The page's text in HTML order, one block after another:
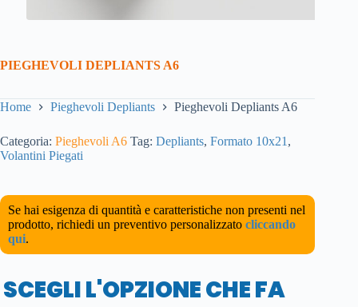
PIEGHEVOLI DEPLIANTS A6
Home Pieghevoli Depliants Pieghevoli Depliants A6
Categoria: Pieghevoli A6 Tag: Depliants, Formato 10x21 ,
Volantini Piegati
Se hai esigenza di quantità e caratteristiche non presenti nel
prodotto, richiedi un preventivo personalizzato cliccando
qui.
SCEGLI L'OPZIONE CHE FA